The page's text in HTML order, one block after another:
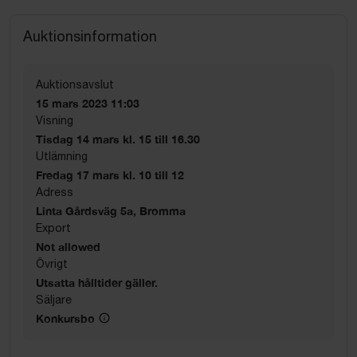
Auktionsinformation
Auktionsavslut
15 mars 2023 11:03
Visning
Tisdag 14 mars kl. 15 till 16.30
Utlämning
Fredag 17 mars kl. 10 till 12
Adress
Linta Gårdsväg 5a, Bromma
Export
Not allowed
Övrigt
Utsatta hålltider gäller.
Säljare
Konkursbo